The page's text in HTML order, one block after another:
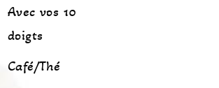
Avec vos 10
doigts
Café/Thé